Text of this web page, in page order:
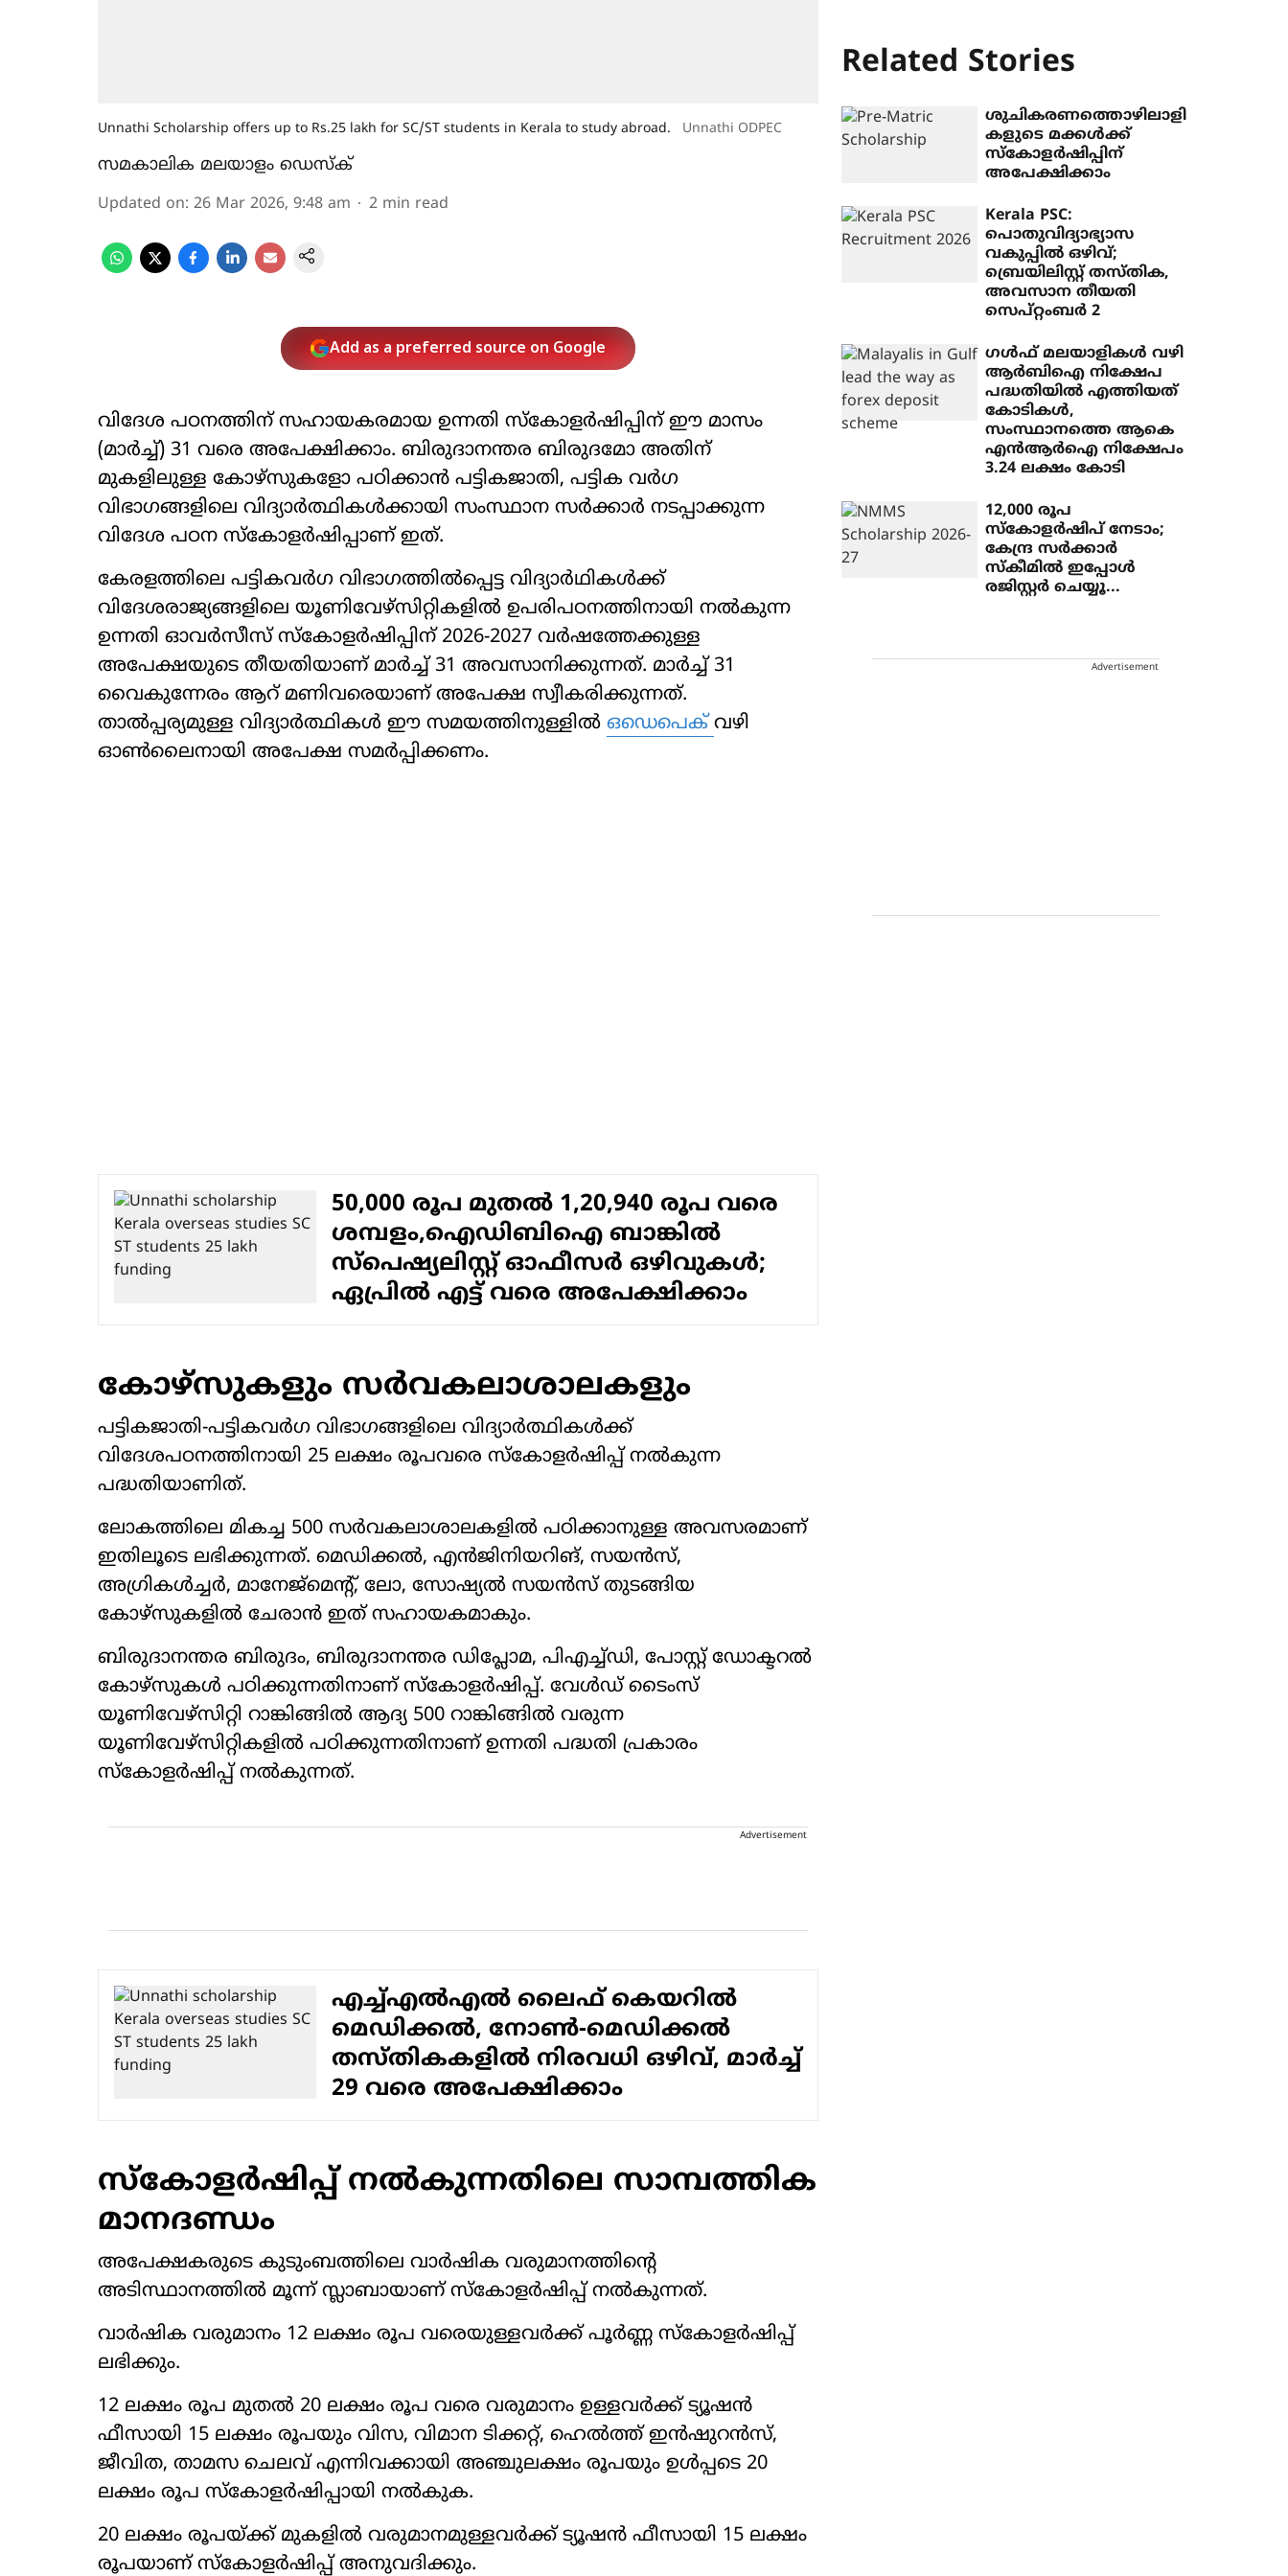
Unnathi Scholarship offers up to Rs.25 lakh for SC/ST students in Kerala to study abroad. Unnathi ODPEC
സമകാലിക മലയാളം ഡെസ്ക്
Updated on: 26 Mar 2026, 9:48 am 2 min read
Add as a preferred source on Google
വിദേശ പഠനത്തിന് സഹായകരമായ ഉന്നതി സ്കോളർഷിപ്പിന് ഈ മാസം
(മാർച്ച്) 31 വരെ അപേക്ഷിക്കാം. ബിരുദാനന്തര ബിരുദമോ അതിന്
മുകളിലുള്ള കോഴ്സുകളോ പഠിക്കാൻ പട്ടികജാതി, പട്ടിക വർഗ
വിഭാഗങ്ങളിലെ വിദ്യാർത്ഥികൾക്കായി സംസ്ഥാന സർക്കാർ നടപ്പാക്കുന്ന
വിദേശ പഠന സ്കോളർഷിപ്പാണ് ഇത്.
കേരളത്തിലെ പട്ടികവര്‍ഗ വിഭാഗത്തില്‍പ്പെട്ട വിദ്യാര്‍ഥികള്‍ക്ക്
വിദേശരാജ്യങ്ങളിലെ യൂണിവേഴ്‌സിറ്റികളില്‍ ഉപരിപഠനത്തിനായി നല്‍കുന്ന
ഉന്നതി ഓവര്‍സീസ് സ്‌കോളര്‍ഷിപ്പിന് 2026-2027 വര്‍ഷത്തേക്കുള്ള
അപേക്ഷയുടെ തീയതിയാണ് മാർച്ച് 31 അവസാനിക്കുന്നത്. മാർച്ച് 31
വൈകുന്നേരം ആറ് മണിവരെയാണ് അപേക്ഷ സ്വീകരിക്കുന്നത്.
താൽപ്പര്യമുള്ള വിദ്യാർത്ഥികൾ ഈ സമയത്തിനുള്ളിൽ ഒഡെപെക് വഴി
ഓൺലൈനായി അപേക്ഷ സമർപ്പിക്കണം.
50,000 രൂപ മുതൽ 1,20,940 രൂപ വരെ
ശമ്പളം,ഐഡിബിഐ ബാങ്കിൽ
സ്പെഷ്യലിസ്റ്റ് ഓഫീസർ ഒഴിവുകൾ;
ഏപ്രിൽ എട്ട് വരെ അപേക്ഷിക്കാം
കോഴ്സുകളും സർവകലാശാലകളും
പട്ടികജാതി-പട്ടികവർഗ വിഭാഗങ്ങളിലെ വിദ്യാർത്ഥികൾക്ക്
വിദേശപഠനത്തിനായി 25 ലക്ഷം രൂപവരെ സ്കോളർഷിപ്പ് നൽകുന്ന
പദ്ധതിയാണിത്.
ലോകത്തിലെ മികച്ച 500 സർവകലാശാലകളിൽ പഠിക്കാനുള്ള അവസരമാണ്
ഇതിലൂടെ ലഭിക്കുന്നത്. മെഡിക്കൽ, എൻജിനിയറിങ്‌, സയൻസ്,
അഗ്രികൾച്ചർ, മാനേജ്മെന്റ്, ലോ, സോഷ്യൽ സയൻസ് തുടങ്ങിയ
കോഴ്സുകളിൽ ചേരാൻ ഇത് സഹായകമാകും.
ബിരുദാനന്തര ബിരുദം, ബിരുദാനന്തര ഡിപ്ലോമ, പിഎച്ച്ഡി, പോസ്റ്റ് ഡോക്ടറൽ
കോഴ്‌സുകൾ പഠിക്കുന്നതിനാണ് സ്‌കോളർഷിപ്പ്. വേൾഡ് ടൈംസ്
യൂണിവേഴ്‌സിറ്റി റാങ്കിങ്ങിൽ ആദ്യ 500 റാങ്കിങ്ങിൽ വരുന്ന
യൂണിവേഴ്‌സിറ്റികളിൽ പഠിക്കുന്നതിനാണ് ഉന്നതി പദ്ധതി പ്രകാരം
സ്കോളർഷിപ്പ് നൽകുന്നത്.
Advertisement
എച്ച്എൽഎൽ ലൈഫ് കെയറിൽ
മെഡിക്കൽ, നോൺ-മെഡിക്കൽ
തസ്തികകളിൽ നിരവധി ഒഴിവ്, മാർച്ച്
29 വരെ അപേക്ഷിക്കാം
സ്കോളർഷിപ്പ് നൽകുന്നതിലെ സാമ്പത്തിക
മാനദണ്ഡം
അപേക്ഷകരുടെ കുടുംബത്തിലെ വാർഷിക വരുമാനത്തിന്റെ
അടിസ്ഥാനത്തിൽ മൂന്ന് സ്ലാബായാണ് സ്കോളർഷിപ്പ് നൽകുന്നത്.
വാർഷിക വരുമാനം 12 ലക്ഷം രൂപ വരെയുള്ളവർക്ക് പൂർണ്ണ സ്കോളർഷിപ്പ്
ലഭിക്കും.
12 ലക്ഷം രൂപ മുതൽ 20 ലക്ഷം രൂപ വരെ വരുമാനം ഉള്ളവർക്ക് ട്യൂഷൻ
ഫീസായി 15 ലക്ഷം രൂപയും വിസ, വിമാന ടിക്കറ്റ്, ഹെൽത്ത് ഇൻഷുറൻസ്,
ജീവിത, താമസ ചെലവ് എന്നിവക്കായി അഞ്ചുലക്ഷം രൂപയും ഉൾപ്പടെ 20
ലക്ഷം രൂപ സ്കോളർഷിപ്പായി നൽകുക.
20 ലക്ഷം രൂപയ്ക്ക് മുകളിൽ വരുമാനമുള്ളവർക്ക് ട്യൂഷൻ ഫീസായി 15 ലക്ഷം
രൂപയാണ് സ്കോളർഷിപ്പ് അനുവദിക്കും.
Related Stories
ശുചികരണത്തൊഴിലാളി
കളുടെ മക്കൾക്ക്
സ്‌കോളർഷിപ്പിന്
അപേക്ഷിക്കാം
Kerala PSC:
പൊതുവിദ്യാഭ്യാസ
വകുപ്പിൽ ഒഴിവ്;
ബ്രെയിലിസ്റ്റ് തസ്തിക,
അവസാന തീയതി
സെപ്റ്റംബർ 2
ഗള്‍ഫ് മലയാളികള്‍ വഴി
ആര്‍ബിഐ നിക്ഷേപ
പദ്ധതിയില്‍ എത്തിയത്
കോടികള്‍,
സംസ്ഥാനത്തെ ആകെ
എന്‍ആര്‍ഐ നിക്ഷേപം
3.24 ലക്ഷം കോടി
12,000 രൂപ
സ്കോളർഷിപ് നേടാം;
കേന്ദ്ര സർക്കാർ
സ്‌കീമിൽ ഇപ്പോൾ
രജിസ്റ്റർ ചെയ്യൂ...
Advertisement